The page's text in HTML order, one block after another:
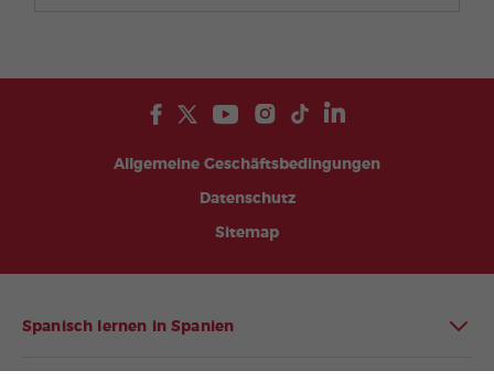
Allgemeine Geschäftsbedingungen
Datenschutz
Sitemap
Spanisch lernen in Spanien